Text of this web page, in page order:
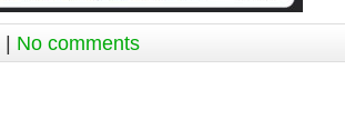
| No comments